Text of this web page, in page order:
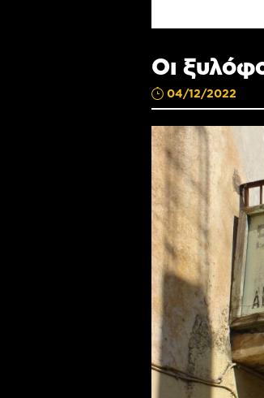
Οι
04/12/2022